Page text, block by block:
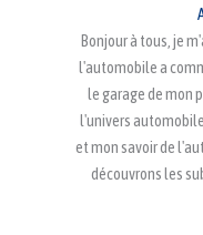
Bonjour à tous, je
l'automobile a
le garage de mon
l'univers
et mon savoir de
découvrons les